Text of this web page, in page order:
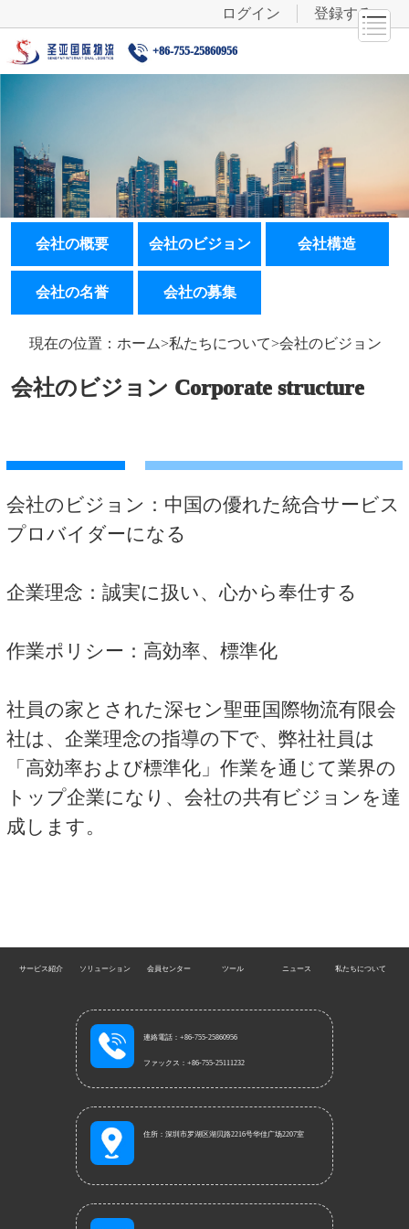
登録する
ログイン
+86-755-25860956
会社の概要 会社のビジョン 会社構造
会社の名誉 会社の募集
現在の位置：ホーム>私たちについて>会社のビジョン
会社のビジョン Corporate structure
会社のビジョン：中国の優れた統合サービス
プロバイダーになる
企業理念：誠実に扱い、心から奉仕する
作業ポリシー：高効率、標準化
社員の家とされた深セン聖亜国際物流有限会
社は、企業理念の指導の下で、弊社社員は
「高効率および標準化」作業を通じて業界の
トップ企業になり、会社の共有ビジョンを達
成します。
サービス紹介 ソリューション 会員センター ツール ニュース 私たちについて
連絡電話：+86-755-25860956
ファックス：+86-755-25111232
住所：深圳市罗湖区湖贝路2216号华佳广场2207室